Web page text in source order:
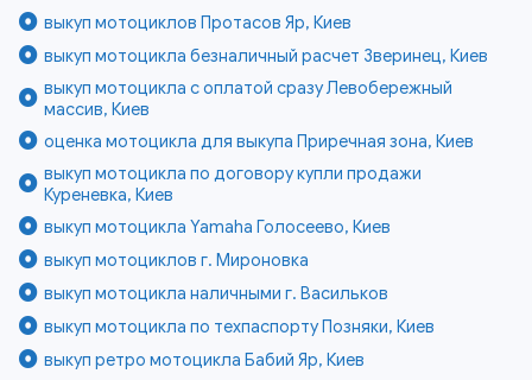
выкуп мотоциклов Протасов Яр, Киев
выкуп мотоцикла безналичный расчет Зверинец, Киев
выкуп мотоцикла с оплатой сразу Левобережный
массив, Киев
оценка мотоцикла для выкупа Приречная зона, Киев
выкуп мотоцикла по договору купли продажи
Куреневка, Киев
выкуп мотоцикла Yamaha Голосеево, Киев
выкуп мотоциклов г. Мироновка
выкуп мотоцикла наличными г. Васильков
выкуп мотоцикла по техпаспорту Позняки, Киев
выкуп ретро мотоцикла Бабий Яр, Киев